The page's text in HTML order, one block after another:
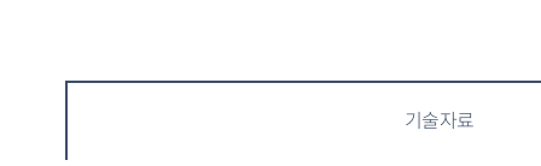
기술자료